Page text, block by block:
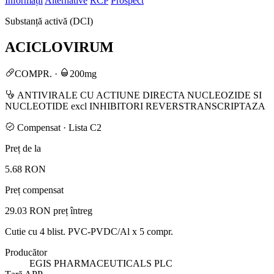
Substanță activă (DCI)
ACICLOVIRUM
COMPR. · 200mg
ANTIVIRALE CU ACTIUNE DIRECTA NUCLEOZIDE SI
NUCLEOTIDE excl INHIBITORI REVERSTRANSCRIPTAZA
Compensat · Lista C2
Preț de la
5.68 RON
Preț compensat
29.03 RON preț întreg
Cutie cu 4 blist. PVC-PVDC/Al x 5 compr.
Producător
EGIS PHARMACEUTICALS PLC